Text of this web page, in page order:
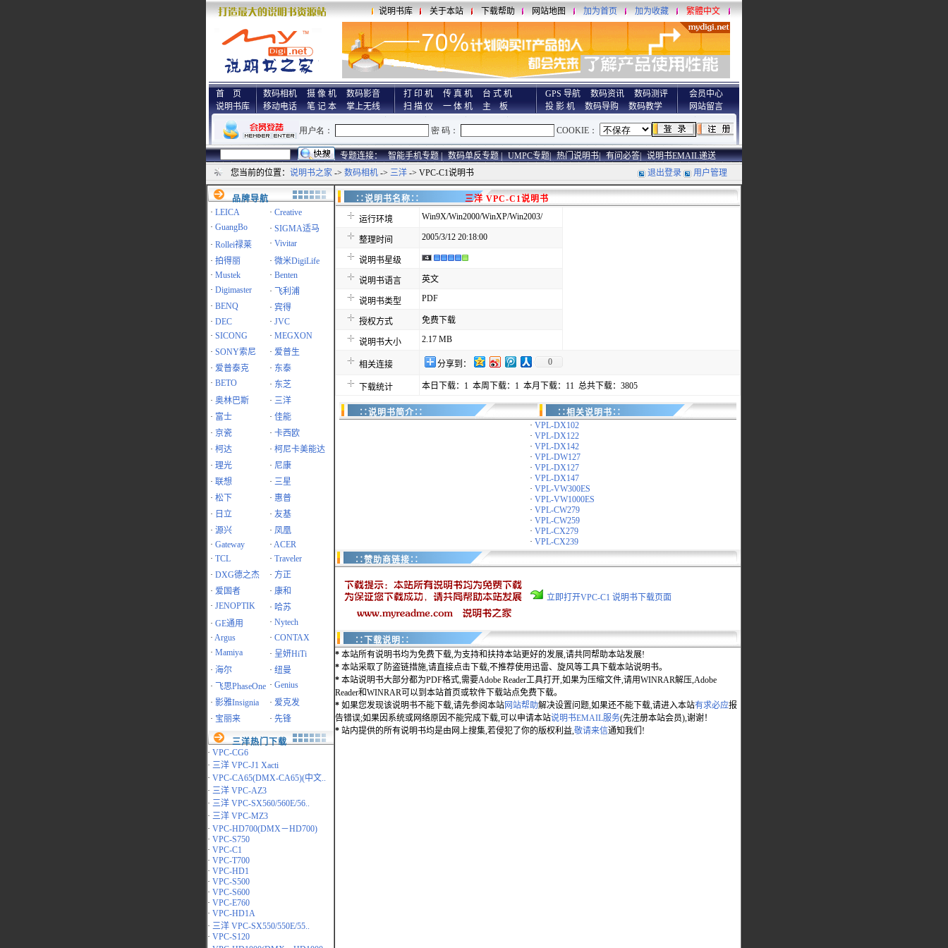
说明书库 关于本站 下载帮助 网站地图 加为首页 加为收藏 繁體中文
首 页
说明书库
数码相机 摄 像 机
数码影音
移动电话
笔 记 本 掌上无线
打 印 机 传 真 机
台 式 机
扫 描 仪
一 体 机 主 板
GPS 导航 数码资讯
数码测评
投 影 机
数码导购 数码教学
会员中心
网站留言
专题连接： 智能手机专题 | 数码单反专题 | UMPC专题| 热门说明书| 有问必答| 说明书EMAIL递送
您当前的位置： 说明书之家 -> 数码相机 -> 三洋 -> VPC-C1说明书 退出登录 用户管理
品牌导航
· LEICA · Creative
· GuangBo · SIGMA适马
· Rollei禄莱 · Vivitar
· 拍得丽 · 微米DigiLife
· Mustek · Benten
· Digimaster ·
飞利浦
· BENQ · 宾得
· DEC · JVC
· SICONG · MEGXON
· SONY索尼 · 爱普生
· 爱普泰克 · 东泰
· BETO · 东芝
· 奥林巴斯 · 三洋
· 富士 · 佳能
· 京瓷 · 卡西欧
· 柯达 · 柯尼卡美能达
· 理光 · 尼康
· 联想 · 三星
· 松下 · 惠普
· 日立 · 友基
· 源兴 · 凤凰
· Gateway · ACER
· TCL · Traveler
· DXG德之杰 · 方正
· 爱国者 · 康和
· JENOPTIK · 哈苏
· GE通用 · Nytech
· Argus · CONTAX
· Mamiya · 呈妍HiTi
· 海尔 · 纽曼
·
飞思PhaseOne · Genius
· 影雅Insignia · 爱克发
· 宝丽来 · 先锋
三洋热门下载
· VPC-CG6
· 三洋 VPC-J1 Xacti
· VPC-CA65(DMX-CA65)(中文..
· 三洋 VPC-AZ3
· 三洋 VPC-SX560/560E/56..
· 三洋 VPC-MZ3
· VPC-HD700(DMX－HD700)
· VPC-S750
· VPC-C1
· VPC-T700
· VPC-HD1
· VPC-S500
· VPC-S600
· VPC-E760
· VPC-HD1A
· 三洋 VPC-SX550/550E/55..
· VPC-S120
∷说明书名称∷ 三洋 VPC-C1说明书
运行环境 Win9X/Win2000/WinXP/Win2003/
整理时间 2005/3/12 20:18:00
说明书星级
说明书语言 英文
说明书类型 PDF
授权方式 免费下载
说明书大小 2.17 MB
相关连接 分享到： 0
下载统计 本日下载：1 本周下载：1 本月下载：11 总共下载：3805
∷说明书简介∷
∷相关说明书∷
· VPL-DX102
· VPL-DX122
· VPL-DX142
· VPL-DW127
· VPL-DX127
· VPL-DX147
· VPL-VW300ES
· VPL-VW1000ES
· VPL-CW279
· VPL-CW259
· VPL-CX279
· VPL-CX239
∷赞助商链接∷
立即打开VPC-C1 说明书下载页面
∷下载说明∷
* 本站所有说明书均为免费下载,为支持和扶持本站更好的发展,请共同帮助本站发展!
* 本站采取了防盗链措施,请直接点击下载,不推荐使用迅雷、旋风等工具下载本站说明书。
* 本站说明书大部分都为PDF格式,需要Adobe Reader工具打开,如果为压缩文件,请用WINRAR解压,Adobe
Reader和WINRAR可以到本站首页或软件下载站点免费下载。
* 如果您发现该说明书不能下载,请先参阅本站网站帮助解决设置问题,如果还不能下载,请进入本站有求必应报
告错误;如果因系统或网络原因不能完成下载,可以申请本站说明书EMAIL服务(先注册本站会员),谢谢！
* 站内提供的所有说明书均是由网上搜集,若侵犯了你的版权利益,敬请来信通知我们!